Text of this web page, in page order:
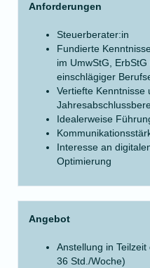
Anforderungen
Steuerberater:in
Fundierte
im UmwStG,
einschlägiger
Vertiefte Kenntnisse
Idealerweise
Interesse an
Optimierung
Angebot
Anstellung in
36 Std./Woche)